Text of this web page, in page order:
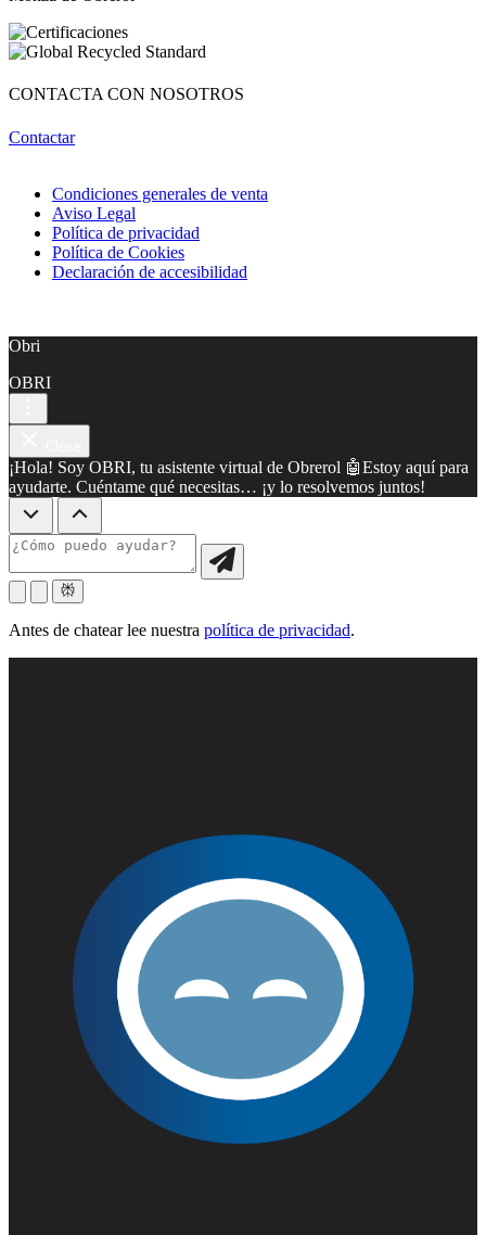
CONTACTA CON NOSOTROS
Contactar
Condiciones generales de venta
Aviso Legal
Política de privacidad
Política de Cookies
Declaración de accesibilidad
Obri
OBRI
¡Hola! Soy OBRI, tu asistente virtual de Obrerol 🤖Estoy aquí para
ayudarte. Cuéntame qué necesitas… ¡y lo resolvemos juntos!
Antes de chatear lee nuestra política de privacidad.